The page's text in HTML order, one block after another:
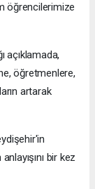
öğrencilerimize
açıklamada,
öğretmenlere,
artarak
bir kez